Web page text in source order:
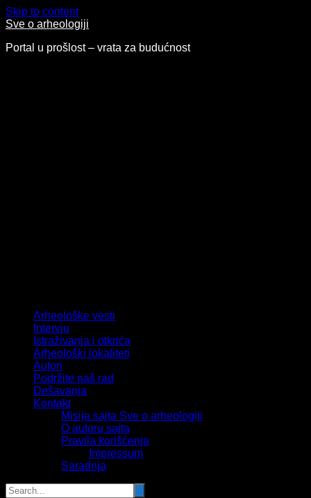
Skip to content
Sve o arheologiji
Portal u prošlost – vrata za budućnost
Arheološke vesti
Intervju
Istraživanja i otkrića
Arheološki lokaliteti
Autori
Podržite naš rad
Dešavanja
Kontakt
Misija sajta Sve o arheologiji
O autoru sajta
Pravila korišćenja
Impressum
Saradnja